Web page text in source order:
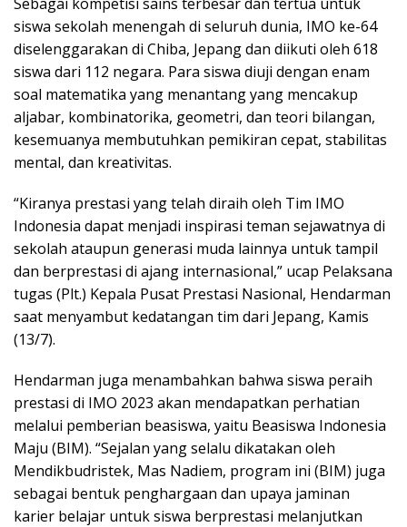
siswa sekolah menengah di seluruh dunia, IMO ke-64
diselenggarakan di Chiba, Jepang dan diikuti oleh 618
siswa dari 112 negara. Para siswa diuji dengan enam
soal matematika yang menantang yang mencakup
aljabar, kombinatorika, geometri, dan teori bilangan,
kesemuanya membutuhkan pemikiran cepat, stabilitas
mental, dan kreativitas.
“Kiranya prestasi yang telah diraih oleh Tim IMO
Indonesia dapat menjadi inspirasi teman sejawatnya di
sekolah ataupun generasi muda lainnya untuk tampil
dan berprestasi di ajang internasional,” ucap Pelaksana
tugas (Plt.) Kepala Pusat Prestasi Nasional, Hendarman
saat menyambut kedatangan tim dari Jepang, Kamis
(13/7).
Hendarman juga menambahkan bahwa siswa peraih
prestasi di IMO 2023 akan mendapatkan perhatian
melalui pemberian beasiswa, yaitu Beasiswa Indonesia
Maju (BIM). “Sejalan yang selalu dikatakan oleh
Mendikbudristek, Mas Nadiem, program ini (BIM) juga
sebagai bentuk penghargaan dan upaya jaminan
karier belajar untuk siswa berprestasi melanjutkan